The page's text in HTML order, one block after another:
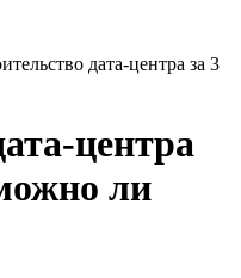
дата-центра за 3
центра
ли